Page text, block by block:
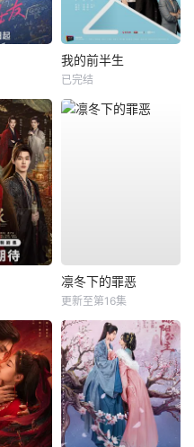
我的前半生
已完结
凛冬下的罪恶
更新至第16集